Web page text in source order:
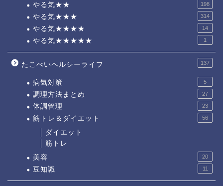
やる気★★ 198
やる気★★★ 314
やる気★★★★ 14
やる気★★★★★ 1
たこべいヘルシーライフ 137
病気対策 5
調理方法まとめ 27
体調管理 23
筋トレ＆ダイエット 56
ダイエット
筋トレ
美容
20
豆知識 11